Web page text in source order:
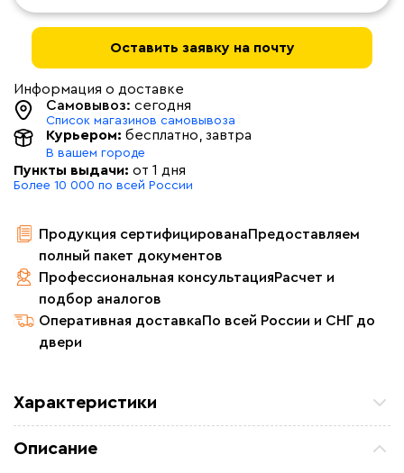
Оставить заявку на почту
Информация о доставке
Самовывоз: сегодня
Список магазинов самовывоза
Курьером: бесплатно , завтра
В вашем городе
Пункты выдачи: от 1 дня
Более 10 000 по всей России
Продукция сертифицированаПредоставляем
полный пакет документов
Профессиональная консультацияРасчет и
подбор аналогов
Оперативная доставкаПо всей России и СНГ до
двери
Характеристики
Описание